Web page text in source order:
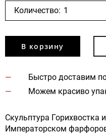
Количество:
В корзину
Быстро доставим
Можем красиво
Скульптура Горихвостка
Императорском